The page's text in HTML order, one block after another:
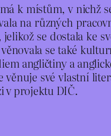
k místům, v nichž
na různých
se dostala ke
se také
angličtiny a
věnuje své vlastní
v projektu DIČ.